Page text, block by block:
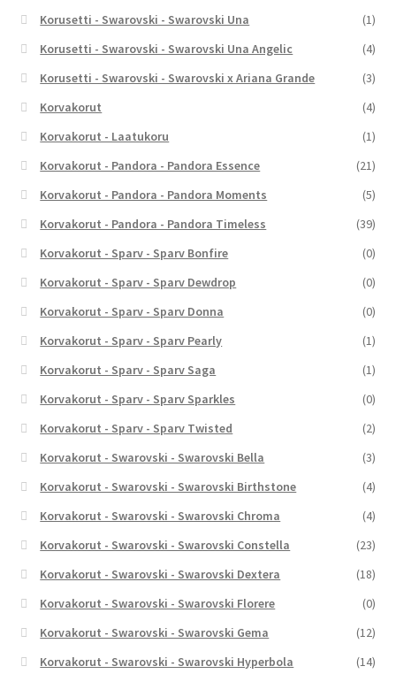
Korusetti - Swarovski - Swarovski Una
(1)
Korusetti - Swarovski - Swarovski Una Angelic
(4)
Korusetti - Swarovski - Swarovski x Ariana Grande
(3)
Korvakorut
(4)
Korvakorut - Laatukoru
(1)
Korvakorut - Pandora - Pandora Essence
(21)
Korvakorut - Pandora - Pandora Moments
(5)
Korvakorut - Pandora - Pandora Timeless
(39)
Korvakorut - Sparv - Sparv Bonfire
(0)
Korvakorut - Sparv - Sparv Dewdrop
(0)
Korvakorut - Sparv - Sparv Donna
(0)
Korvakorut - Sparv - Sparv Pearly
(1)
Korvakorut - Sparv - Sparv Saga
(1)
Korvakorut - Sparv - Sparv Sparkles
(0)
Korvakorut - Sparv - Sparv Twisted
(2)
Korvakorut - Swarovski - Swarovski Bella
(3)
Korvakorut - Swarovski - Swarovski Birthstone
(4)
Korvakorut - Swarovski - Swarovski Chroma
(4)
Korvakorut - Swarovski - Swarovski Constella
(23)
Korvakorut - Swarovski - Swarovski Dextera
(18)
Korvakorut - Swarovski - Swarovski Florere
(0)
Korvakorut - Swarovski - Swarovski Gema
(12)
Korvakorut - Swarovski - Swarovski Hyperbola
(14)